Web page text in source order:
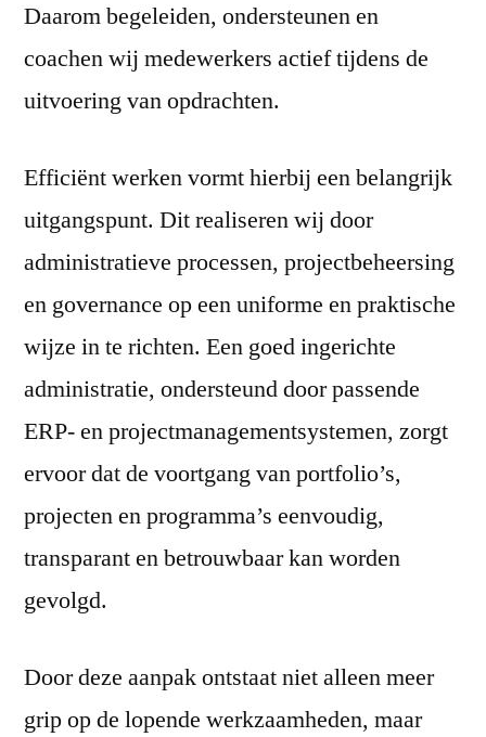
Daarom begeleiden, ondersteunen en
coachen wij medewerkers actief tijdens de
uitvoering van opdrachten.
Efficiënt werken vormt hierbij een belangrijk
uitgangspunt. Dit realiseren wij door
administratieve processen, projectbeheersing
en governance op een uniforme en praktische
wijze in te richten. Een goed ingerichte
administratie, ondersteund door passende
ERP- en projectmanagementsystemen, zorgt
ervoor dat de voortgang van portfolio’s,
projecten en programma’s eenvoudig,
transparant en betrouwbaar kan worden
gevolgd.
Door deze aanpak ontstaat niet alleen meer
grip op de lopende werkzaamheden, maar